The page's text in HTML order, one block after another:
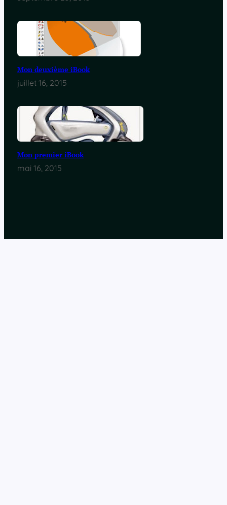
Mon deuxième iBook
juillet 16, 2015
Mon premier iBook
mai 16, 2015